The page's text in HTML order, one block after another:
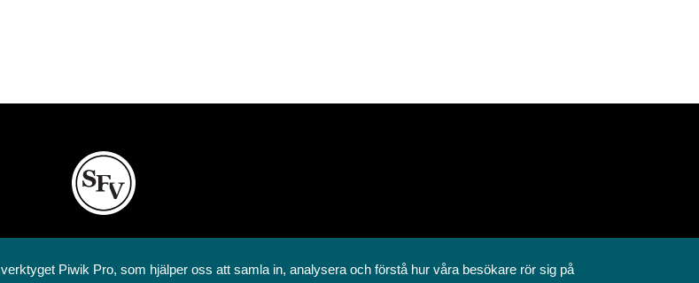
Annegatan 12
Piwik Pro, som hjälper oss att samla in, analysera och förstå hur våra besökare rör sig på